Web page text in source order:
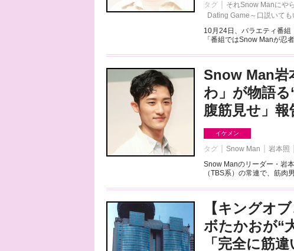
タグ それSnow Manにや
Dating Game～口説いて
10月24日、バラエティ番組
「番組ではSnow Manが忍
Snow Man岩
わ」が物語る
腹筋見せ」
イケメン
タグ Snow Man 岩本照
Snow Manのリーダー・岩
（TBS系）の常連で、筋肉
【キングオ
ボたかおが“
「完全に筋